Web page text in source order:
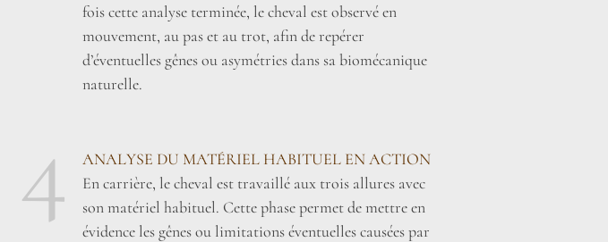
fois cette analyse terminée, le cheval est observé en
mouvement, au pas et au trot, afin de repérer
d’éventuelles gênes ou asymétries dans sa biomécanique
naturelle.
4
ANALYSE DU MATÉRIEL HABITUEL EN ACTION
En carrière, le cheval est travaillé aux trois allures avec
son matériel habituel. Cette phase permet de mettre en
évidence les gênes ou limitations éventuelles causées par